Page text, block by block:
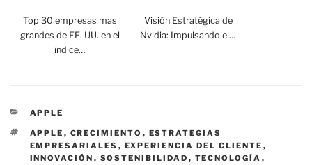
Top 30 empresas mas
grandes de EE. UU. en el
índice…
Visión Estratégica de
Nvidia: Impulsando el…
CATEGORÍAS
APPLE
ETIQUETAS
APPLE , CRECIMIENTO , ESTRATEGIAS
EMPRESARIALES , EXPERIENCIA DEL CLIENTE ,
INNOVACIÓN , SOSTENIBILIDAD , TECNOLOGÍA ,